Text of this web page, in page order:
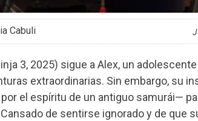
Cabuli
3, 2025) sigue a Alex, un
extraordinarias. Sin embargo, su
el espíritu de un antiguo samurái—
de sentirse ignorado y de que